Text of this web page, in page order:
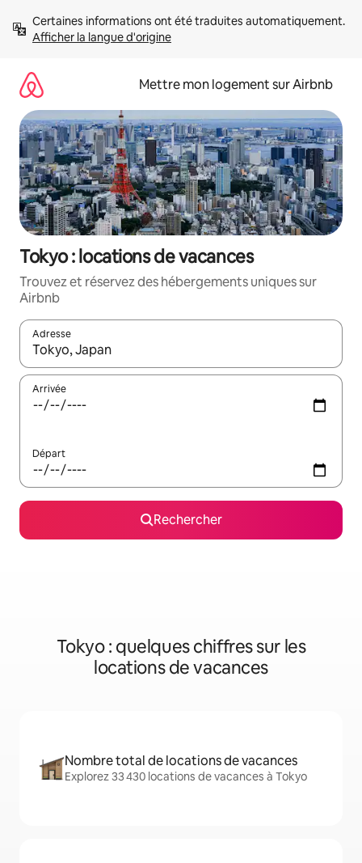
directement
Afficher la langue d'origine
Mettre mon logement sur Airbnb
Tokyo : locations de vacances
Trouvez et réservez des hébergements uniques sur
Airbnb
Adresse
Lorsque les résultats s'affichent, utilisez les flèches vers le
Arrivée
Départ
Rechercher
Tokyo : quelques chiffres sur les
locations de vacances
Nombre total de locations de vacances
Explorez 33 430 locations de vacances à Tokyo